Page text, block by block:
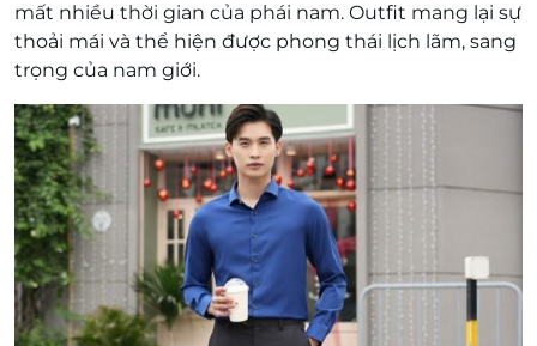
mất nhiều thời gian của phái nam. Outfit mang lại sự
thoải mái và thể hiện được phong thái lịch lãm, sang
trọng của nam giới.